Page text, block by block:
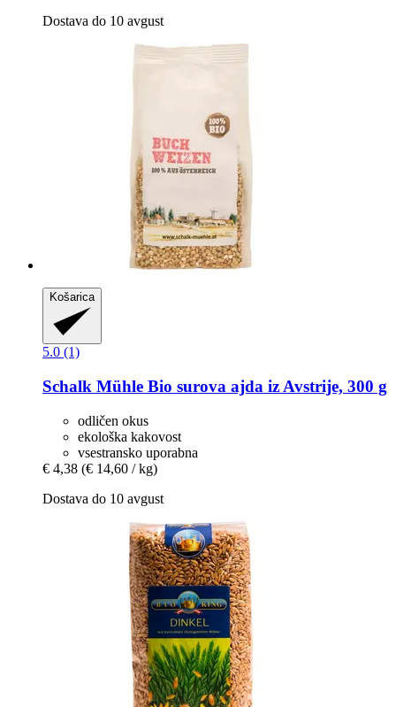
Dostava do 10 avgust
Košarica
5.0 (1)
Schalk Mühle Bio surova ajda iz Avstrije, 300 g
odličen okus
ekološka kakovost
vsestransko uporabna
€ 4,38 (€ 14,60 / kg)
Dostava do 10 avgust